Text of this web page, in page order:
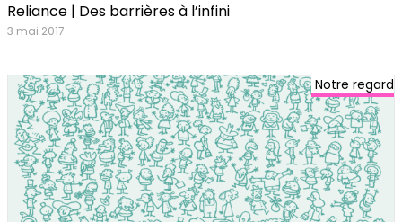
Reliance | Des barrières à l’infini
3 mai 2017
Notre regard